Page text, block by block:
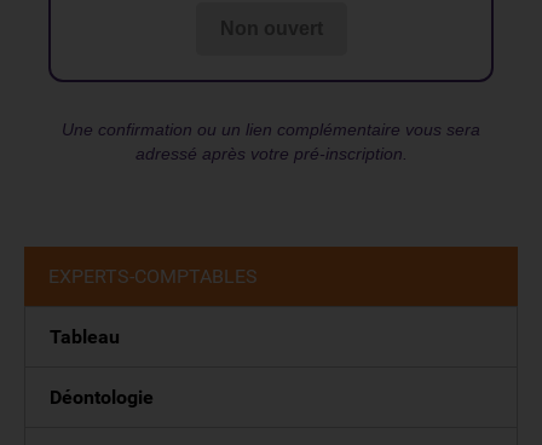
Une confirmation ou un lien complémentaire vous sera
adressé après votre pré-inscription.
EXPERTS-COMPTABLES
Tableau
Déontologie